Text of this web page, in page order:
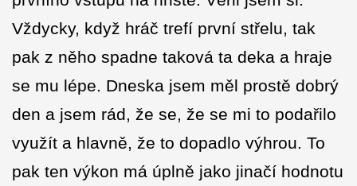
Vždycky, když hráč trefí první střelu, tak
pak z něho spadne taková ta deka a hraje
se mu lépe. Dneska jsem měl prostě dobrý
den a jsem rád, že se, že se mi to podařilo
využít a hlavně, že to dopadlo výhrou. To
pak ten výkon má úplně jako jinačí hodnotu